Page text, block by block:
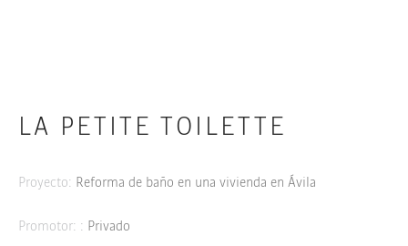
LA PETITE TOILETTE
Proyecto: Reforma de baño en una vivienda en Ávila
Promotor: : Privado